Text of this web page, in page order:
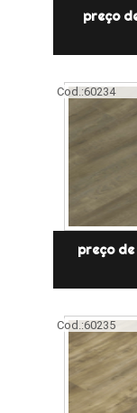
preço
Cod.:60234
preço
Cod.:60235